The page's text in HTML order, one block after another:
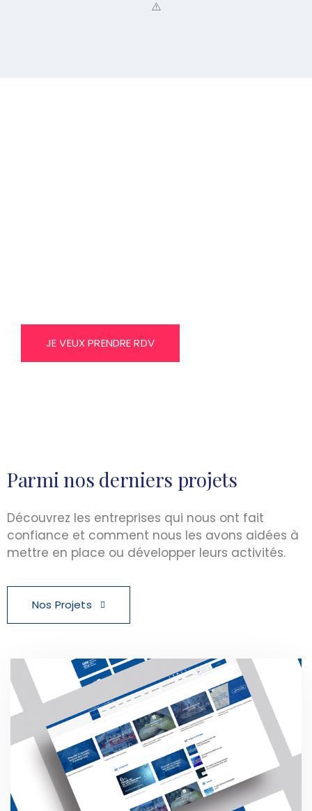
JE VEUX PRENDRE RDV
Parmi nos derniers projets
Découvrez les entreprises qui nous ont fait
confiance et comment nous les avons aidées à
mettre en place ou développer leurs activités.
Nos Projets